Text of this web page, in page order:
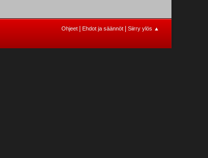
Ohjeet Ehdot ja säännöt Siirry ylös ▲